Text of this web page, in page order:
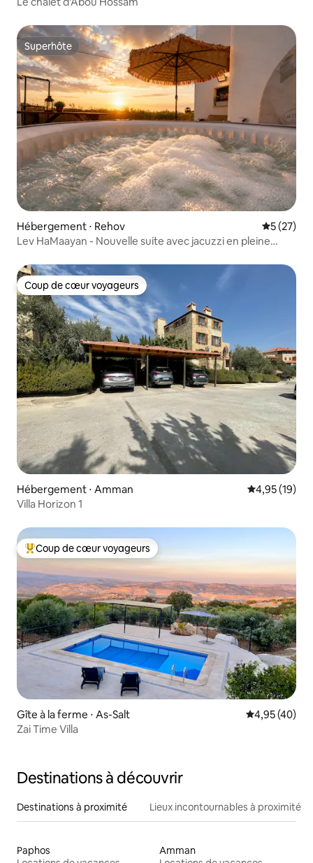
Superhôte
Superhôte
Hébergement ⋅ Rehov
5 (27)
Lev HaMaayan - Nouvelle suite avec jacuzzi en pleine
Coup de cœur voyageurs
Coup de cœur voyageurs
Hébergement ⋅ Amman Évaluation
4,95 (19)
Villa Horizon 1
Coups de cœur voyageurs les plus appréciés
Coup de cœur voyageurs
Gîte à la ferme ⋅ As-Salt Évaluation
4,95 (40)
Zai Time Villa
Destinations à découvrir
Destinations à proximité Lieux incontournables à proximité
Paphos
Amman